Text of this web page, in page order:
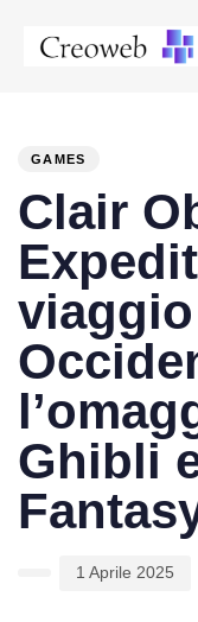
GAMES
Clair
Ghibli
1 Aprile 2025